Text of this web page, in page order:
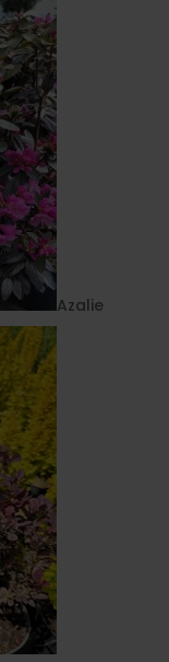
Azalie